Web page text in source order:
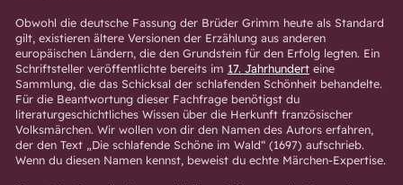
Obwohl die deutsche Fassung der Brüder Grimm heute als Standard
gilt, existieren ältere Versionen der Erzählung aus anderen
europäischen Ländern, die den Grundstein für den Erfolg legten. Ein
Schriftsteller veröffentlichte bereits im 17. Jahrhunderteine
Sammlung, die das Schicksal der schlafenden Schönheit behandelte.
Für die Beantwortung dieser Fachfrage benötigst du
literaturgeschichtliches Wissen über die Herkunft französischer
Volksmärchen. Wir wollen von dir den Namen des Autors erfahren,
der den Text „Die schlafende Schöne im Wald“ (1697) aufschrieb.
Wenn du diesen Namen kennst, beweist du echte Märchen-Expertise.